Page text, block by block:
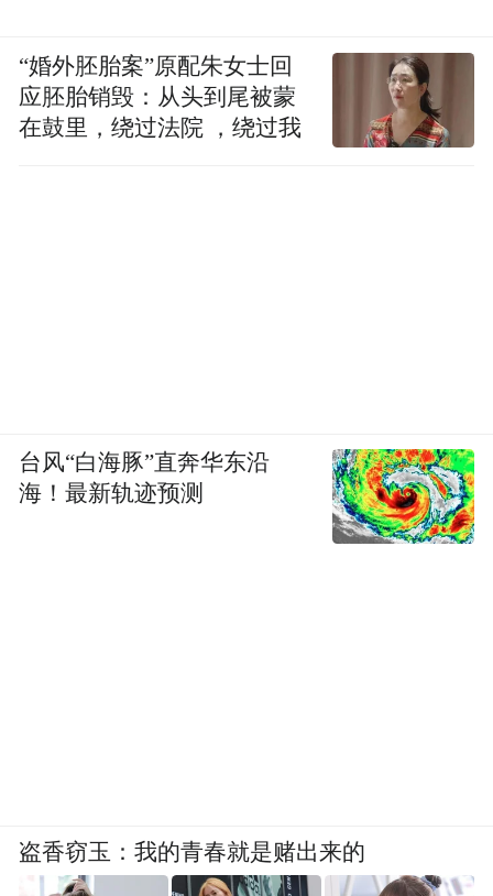
“婚外胚胎案”原配朱女士回
应胚胎销毁：从头到尾被蒙
在鼓里，绕过法院 ，绕过我
台风“白海豚”直奔华东沿
海！最新轨迹预测
盗香窃玉：我的青春就是赌出来的